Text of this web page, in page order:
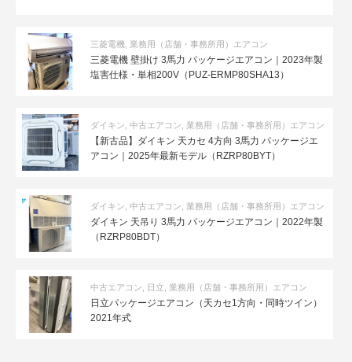
三菱電機 業務用（店舗・事務所用）エアコン
三菱電機 壁掛け 3馬力 パッケージエアコン｜2023年製
塩害仕様・単相200V（PUZ-ERMP80SHA13）
ダイキン 中古エアコン 業務用（店舗・事務所用）エアコン
【新古品】ダイキン 天カセ 4方向 3馬力 パッケージエ
アコン｜2025年最新モデル（RZRP80BYT）
ダイキン 中古エアコン 業務用（店舗・事務所用）エアコン
ダイキン 天吊り 3馬力 パッケージエアコン｜2022年製
（RZRP80BDT）
中古エアコン 日立 業務用（店舗・事務所用）エアコン
日立パッケージエアコン（天カセ1方向・同時ツイン）
2021年式